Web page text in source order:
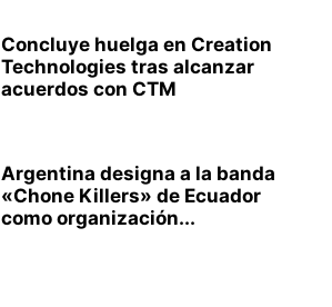
Concluye huelga en Creation
Technologies tras alcanzar
acuerdos con CTM
Argentina designa a la banda
«Chone Killers» de Ecuador
como organización...